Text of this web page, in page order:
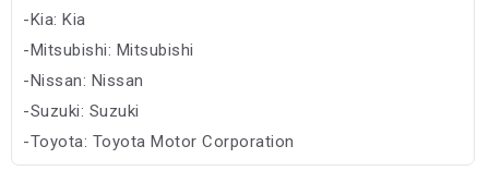
-Kia: Kia
-Mitsubishi: Mitsubishi
-Nissan: Nissan
-Suzuki: Suzuki
-Toyota: Toyota Motor Corporation
-Subaru: Subaru